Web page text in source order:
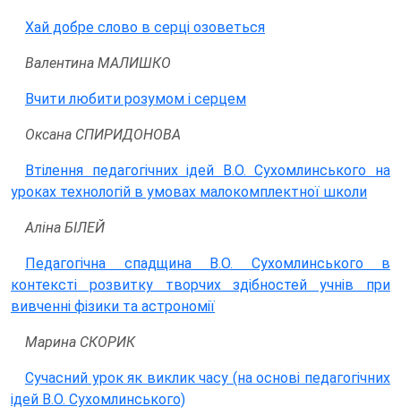
Хай добре слово в серці озоветься
Валентина МАЛИШКО
Вчити любити розумом і серцем
Оксана СПИРИДОНОВА
Втілення педагогічних ідей В.О. Сухомлинського на
уроках технологій в умовах малокомплектної школи
Аліна БІЛЕЙ
Педагогічна спадщина В.О. Сухомлинського в
контексті розвитку творчих здібностей учнів при
вивченні фізики та астрономії
Марина СКОРИК
Сучасний урок як виклик часу (на основі педагогічних
ідей В.О. Сухомлинського)